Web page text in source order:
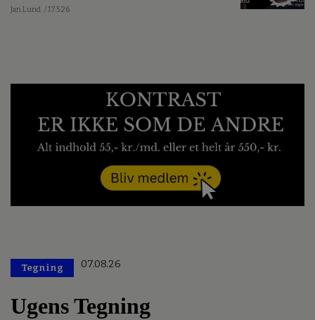
Jan Lund / 17.5.26
Tegning 07.08.26
Ugens Tegning